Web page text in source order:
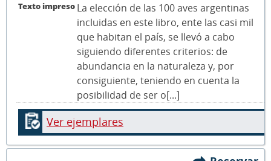
Texto impreso La elección de las 100 aves argentinas
incluidas en este libro, ente las casi mil
que habitan el país, se llevó a cabo
siguiendo diferentes criterios: de
abundancia en la naturaleza y, por
consiguiente, teniendo en cuenta la
posibilidad de ser o[...]
Ver ejemplares